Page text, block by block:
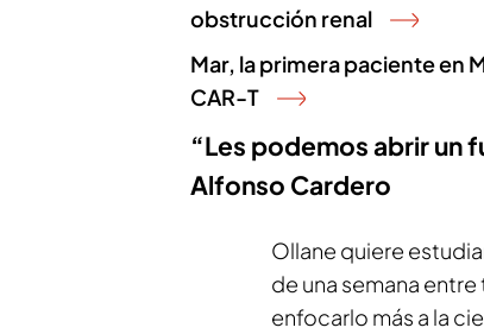
obstrucción renal
Mar, la primera paciente en
CAR-T
“Les podemos abrir un
Alfonso Cardero
Ollane quiere
de una semana
enfocarlo más a la